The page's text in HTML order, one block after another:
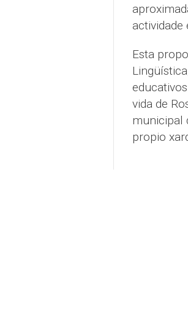
Esta
vida de
municipal
propio